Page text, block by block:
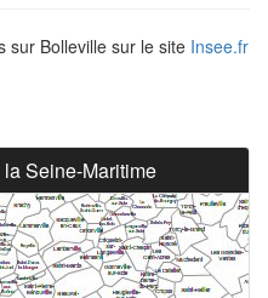
sur Bolleville sur le site Insee.fr
Seine-Maritime